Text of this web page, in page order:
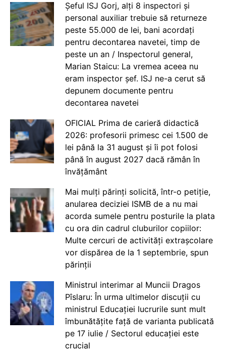
Șeful ISJ Gorj, alți 8 inspectori și
personal auxiliar trebuie să returneze
peste 55.000 de lei, bani acordați
pentru decontarea navetei, timp de
peste un an / Inspectorul general,
Marian Staicu: La vremea aceea nu
eram inspector șef. ISJ ne-a cerut să
depunem documente pentru
decontarea navetei
OFICIAL Prima de carieră didactică
2026: profesorii primesc cei 1.500 de
lei până la 31 august și îi pot folosi
până în august 2027 dacă rămân în
învățământ
Mai mulți părinți solicită, într-o petiție,
anularea deciziei ISMB de a nu mai
acorda sumele pentru posturile la plata
cu ora din cadrul cluburilor copiilor:
Multe cercuri de activități extrașcolare
vor dispărea de la 1 septembrie, spun
părinții
Ministrul interimar al Muncii Dragos
Pîslaru: În urma ultimelor discuții cu
ministrul Educației lucrurile sunt mult
îmbunătățite față de varianta publicată
pe 17 iulie / Sectorul educației este
crucial